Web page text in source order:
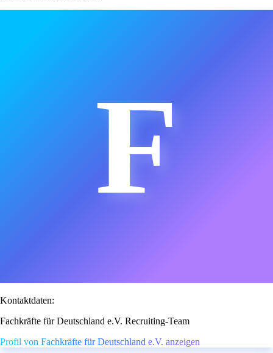
F
Kontaktdaten:
Fachkräfte für Deutschland e.V. Recruiting-Team
Profil von Fachkräfte für Deutschland e.V. anzeigen